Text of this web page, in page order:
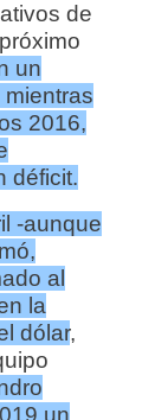
de
un
2016,
déficit.
-aunque
al
la
dólar,
un